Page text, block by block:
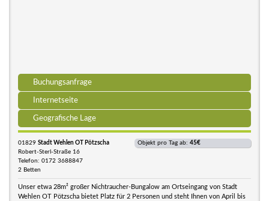
Buchungsanfrage
Internetseite
Geografische Lage
01829 Stadt Wehlen OT Pötzscha
Robert-Sterl-Straße 16
Telefon: 0172 3688847
2 Betten
Objekt pro Tag ab: 45€
Unser etwa 28m² großer Nichtraucher-Bungalow am Ortseingang von Stadt
Wehlen OT Pötzscha bietet Platz für 2 Personen und steht Ihnen von April bis